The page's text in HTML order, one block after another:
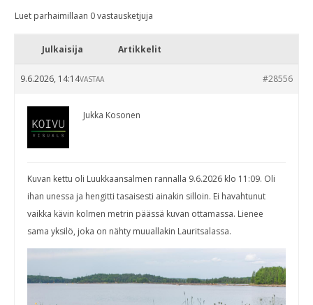
Luet parhaimillaan 0 vastausketjuja
Julkaisija Artikkelit
9.6.2026, 14:14 #28556
VASTAA
Jukka Kosonen
Kuvan kettu oli Luukkaansalmen rannalla 9.6.2026 klo 11:09. Oli
ihan unessa ja hengitti tasaisesti ainakin silloin. Ei havahtunut
vaikka kävin kolmen metrin päässä kuvan ottamassa. Lienee
sama yksilö, joka on nähty muuallakin Lauritsalassa.